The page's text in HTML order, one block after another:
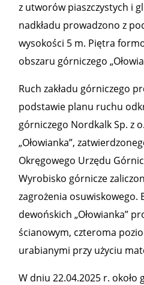
z utworów piaszczystych i
nadkładu prowadzono z
wysokości 5 m. Piętra
obszaru górniczego
Ruch zakładu górniczego
podstawie planu ruchu
górniczego Nordkalk Sp. z
„Ołowianka”,
Okręgowego Urzędu
Wyrobisko górnicze
zagrożenia osuwiskowego.
dewońskich „Ołowianka”
ścianowym, czteroma
urabianymi przy użyciu
W dniu 22.04.2025 r. około